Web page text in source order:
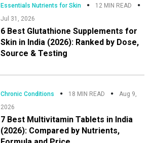
Essentials Nutrients for Skin
12 MIN READ
Jul 31, 2026
6 Best Glutathione Supplements for
Skin in India (2026): Ranked by Dose,
Source & Testing
Chronic Conditions 18 MIN READ
Aug 9,
2026
7 Best Multivitamin Tablets in India
(2026): Compared by Nutrients,